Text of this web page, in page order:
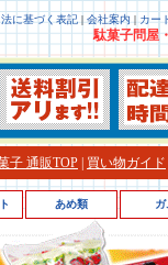
に基づく表記 | 会社案内 | カー
駄菓子問屋
子 通販TOP 買い物ガイド